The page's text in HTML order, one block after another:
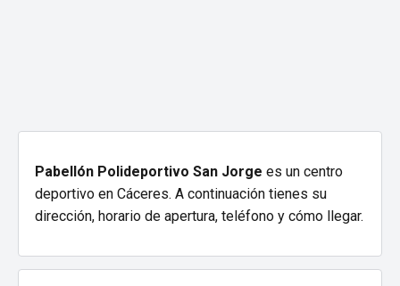
Pabellón Polideportivo San Jorge es un centro
deportivo en Cáceres. A continuación tienes su
dirección, horario de apertura, teléfono y cómo llegar.